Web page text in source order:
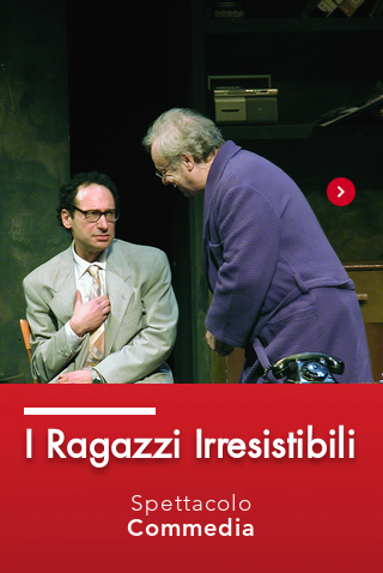
I Ragazzi Irresistibili
Commedia
Spettacolo